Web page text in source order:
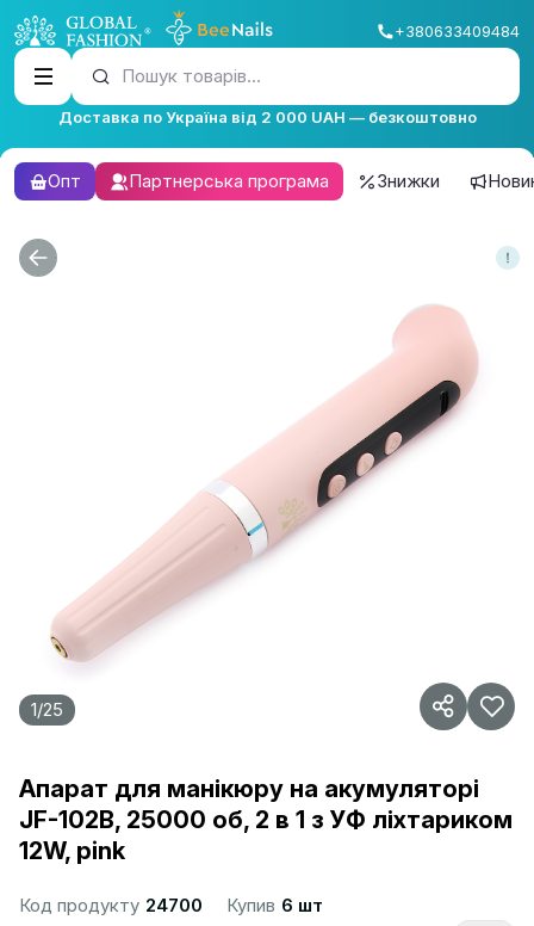
+380633409484
Пошук товарів...
Доставка по Україна від 2 000 UAH — безкоштовно
Опт Партнерська програма Знижки
1/25
Апарат для манікюру на акумуляторі
JF-102B, 25000 об, 2 в 1 з УФ ліхтариком
12W, pink
Код продукту 24700 Купив 6 шт